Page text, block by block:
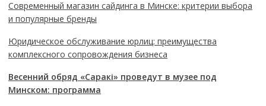
Современный магазин сайдинга в Минске: критерии выбора
и популярные бренды
Юридическое обслуживание юрлиц: преимущества
комплексного сопровождения бизнеса
Весенний обряд «Саракі» проведут в музее под
Минском: программа